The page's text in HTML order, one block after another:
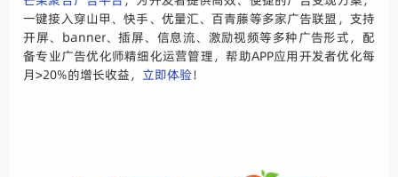
一键接入穿山甲、快手、优量汇、百青藤等多家广告联盟，支持
开屏、banner、插屏、信息流、激励视频等多种广告形式，配
备专业广告优化师精细化运营管理，帮助APP应用开发者优化每
月>20%的增长收益， 立即体验！